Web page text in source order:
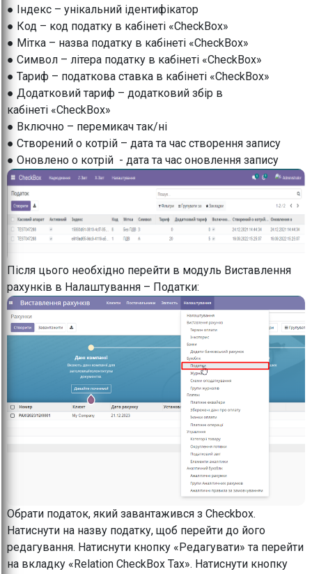
● Індекс – унікальний ідентифікатор
● Код – код податку в кабінеті «CheckBox»
● Мітка – назва податку в кабінеті «CheckBox»
● Символ – літера податку в кабінеті «CheckBox»
● Тариф – податкова ставка в кабінеті «CheckBox»
● Додатковий тариф – додатковий збір в
кабінеті «CheckBox»
● Включно – перемикач так/ні
● Створений о котрій – дата та час створення запису
● Оновлено о котрій - дата та час оновлення запису
Після цього необхідно перейти в модуль Виставлення
рахунків в Налаштування – Податки:
Обрати податок, який завантажився з Checkbox.
Натиснути на назву податку, щоб перейти до його
редагування. Натиснути кнопку «Редагувати» та перейти
на вкладку «Relation CheckBox Tax». Натиснути кнопку